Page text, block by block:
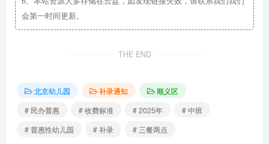
园所环境
北京市顺义区益民顺德幼儿园坐落于顺义区
石园北区67号楼。2018年9月经顺义区教委批
准正式投入使用，是北京市顺义区益民教育集团
下的民办普惠
性幼儿园，现为北京市一级幼儿
会第一时间更新。
THE END
北京幼儿园 补录通知
顺义区
# 民办普惠
# 收费标准 # 2025年
# 中班
# 普惠性幼儿园
# 补录 # 三餐两点